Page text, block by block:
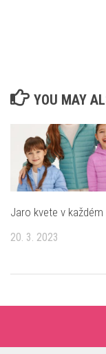
YOU MAY
Jaro kvete v každém
20. 3. 2023